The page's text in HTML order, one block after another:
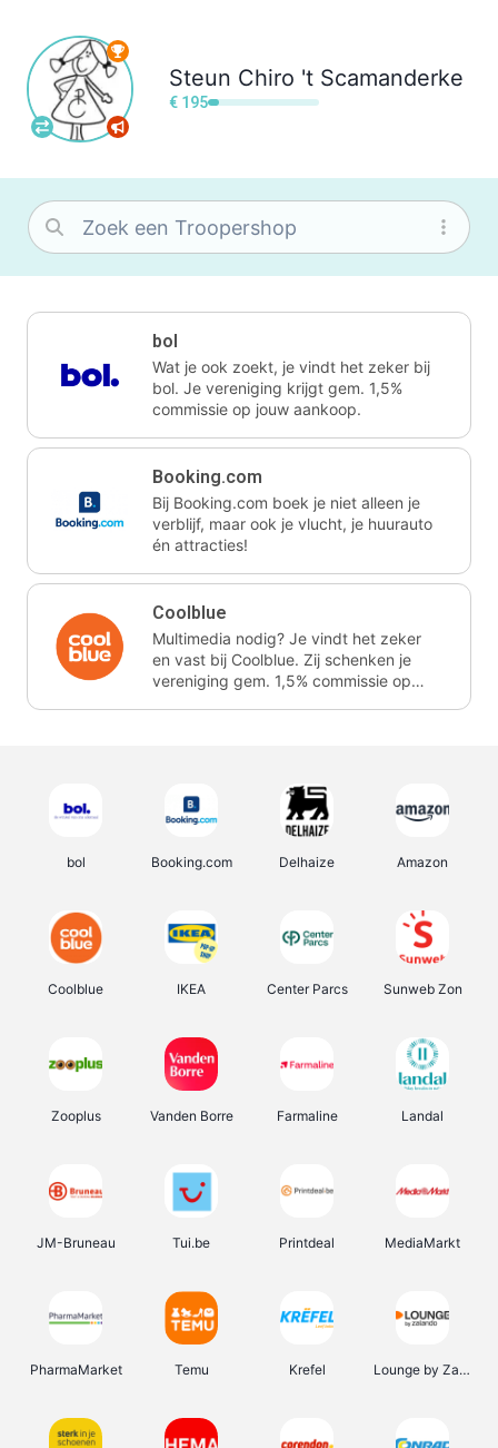
Steun Chiro 't Scamanderke
€ 195
bol
Wat je ook zoekt, je vindt het zeker bij
bol. Je vereniging krijgt gem. 1,5%
commissie op jouw aankoop.
Booking.com
Bij Booking.com boek je niet alleen je
verblijf, maar ook je vlucht, je huurauto
én attracties!
Coolblue
Multimedia nodig? Je vindt het zeker
en vast bij Coolblue. Zij schenken je
vereniging gem. 1,5% commissie op
bol Booking.com Delhaize Amazon
Coolblue IKEA Center Parcs Sunweb Zon
Zooplus Vanden Borre Farmaline Landal
JM-Bruneau Tui.be Printdeal MediaMarkt
PharmaMarket Temu Krefel Lounge by Zalando